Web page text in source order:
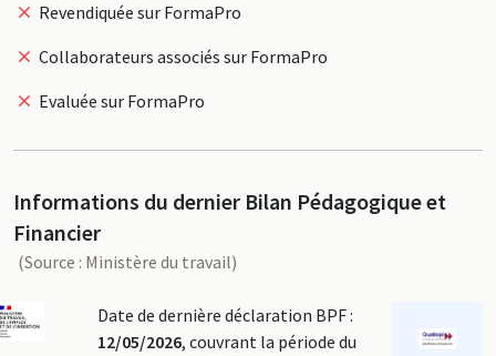
Revendiquée sur FormaPro
Collaborateurs associés sur FormaPro
Evaluée sur FormaPro
Informations du dernier Bilan Pédagogique et
Financier
(Source : Ministère du travail)
Date de dernière déclaration BPF :
12/05/2026, couvrant la période du